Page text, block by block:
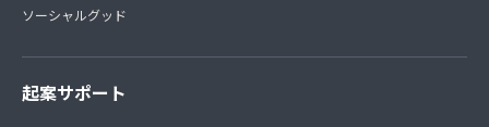
ソーシャルグッド
起案サポート